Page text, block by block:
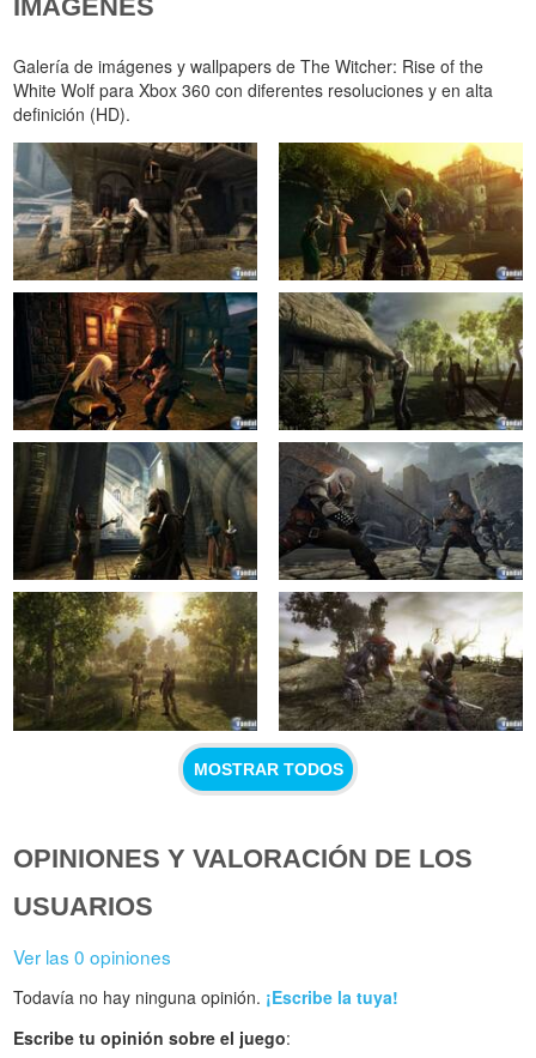
IMÁGENES
Galería de imágenes y wallpapers de The Witcher: Rise of the
White Wolf para Xbox 360 con diferentes resoluciones y en alta
definición (HD).
MOSTRAR TODOS
OPINIONES Y VALORACIÓN DE LOS
USUARIOS
Ver las 0 opiniones
Todavía no hay ninguna opinión. ¡Escribe la tuya!
Escribe tu opinión sobre el juego: